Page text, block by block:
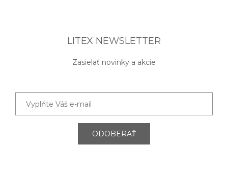
LITEX NEWSLETTER
Zasielať novinky a akcie
ODOBERAŤ